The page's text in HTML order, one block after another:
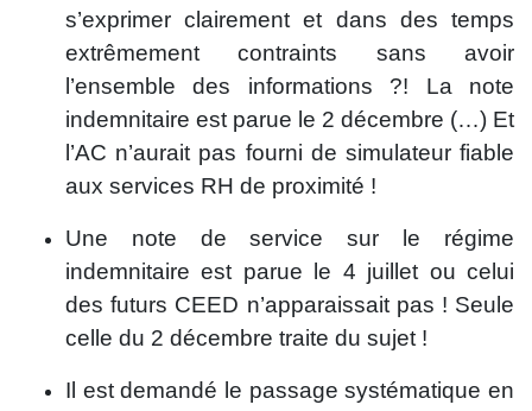
s’exprimer clairement et dans des temps
extrêmement contraints sans avoir
l’ensemble des informations ?! La note
indemnitaire est parue le 2 décembre (…) Et
l’AC n’aurait pas fourni de simulateur fiable
aux services RH de proximité !
Une note de service sur le régime
indemnitaire est parue le 4 juillet ou celui
des futurs CEED n’apparaissait pas ! Seule
celle du 2 décembre traite du sujet !
Il est demandé le passage systématique en